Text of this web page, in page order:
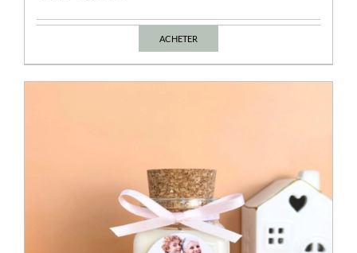
ACHETER
Ce
choisies
sur
la
page
du
produit